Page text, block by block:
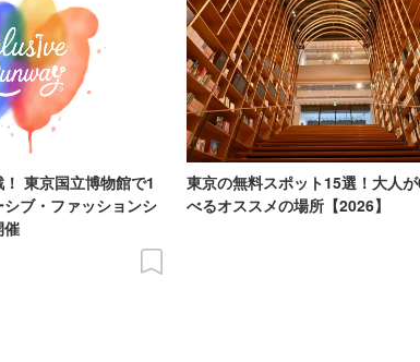
東京国立博物館で1
ブ・ファッションシ
催
東京の無料スポット15選！大人
べるオススメの場所【2026】